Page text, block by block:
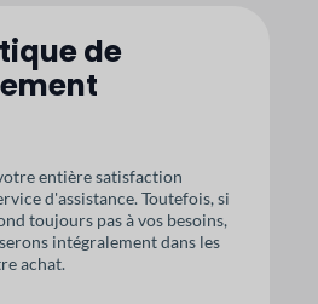
de
entière satisfaction
d'assistance. Toutefois, si
toujours pas à vos besoins,
intégralement dans les
achat.